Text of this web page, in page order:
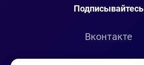
Подписывайтесь
Вконтакте